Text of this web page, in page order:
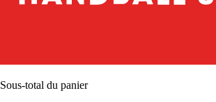
Sous-total du panier